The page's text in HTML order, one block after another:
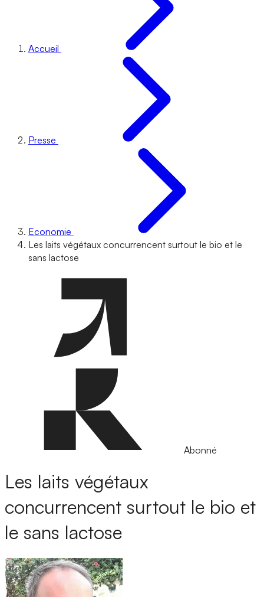
Accueil
Presse
Economie
Les laits végétaux concurrencent surtout le bio et le
sans lactose
Abonné
Les laits végétaux
concurrencent surtout le bio et
le sans lactose